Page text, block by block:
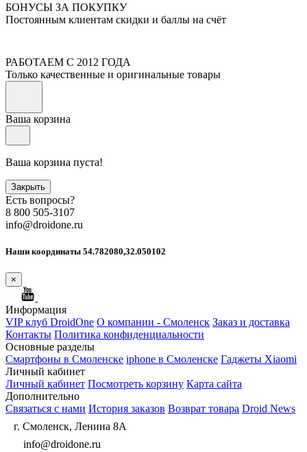
БОНУСЫ ЗА ПОКУПКУ
Постоянным клиентам скидки и баллы на счёт
РАБОТАЕМ С 2012 ГОДА
Только качественные и оригинальные товары
Ваша корзина
Ваша корзина пуста!
Закрыть
Есть вопросы?
8 800 505-3107
info@droidone.ru
Наши координаты 54.782080,32.050102
×
Информация
VIP клуб DroidOne О компании - Смоленск Заказ и доставка
Контакты Политика конфиденциальности
Основные разделы
Смартфоны в Смоленске iphone в Смоленске Гаджеты Xiaomi
Личный кабинет
Личный кабинет Посмотреть корзину Карта сайта
Дополнительно
Связаться с нами История заказов Возврат товара Droid News
г. Смоленск, Ленина 8А
info@droidone.ru